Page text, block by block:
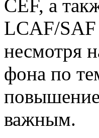
CEF, а
LCAF/
несмотря
фона по
повышение
важным.